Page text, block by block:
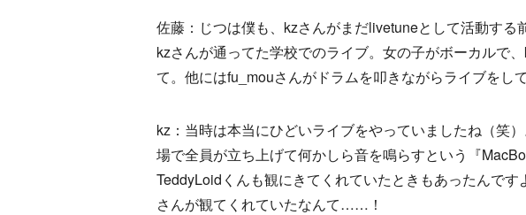
佐藤：じつは僕も、kzさんがまだlivetuneとして活動する
kzさんが通ってた学校でのライブ。女の子がボーカルで
て。他にはfu_mouさんがドラムを叩きながらライブをし
kz：当時は本当にひどいライブをやっていましたね（笑
場で全員が立ち上げて何かしら音を鳴らすという『
TeddyLoidくんも観にきてくれていたときもあったんで
さんが観てくれていたなんて……！